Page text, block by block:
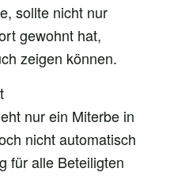
sollte nicht nur
gewohnt hat,
zeigen können.
nur ein Miterbe in
nicht automatisch
für alle Beteiligten